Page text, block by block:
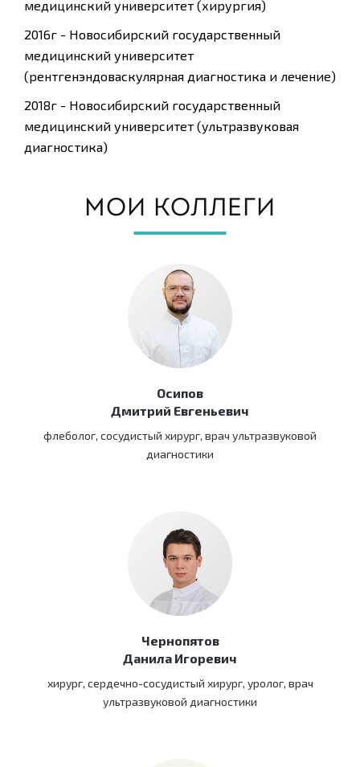
медицинский университет (хирургия)
2016г - Новосибирский государственный
медицинский университет
(рентгенэндоваскулярная диагностика и лечение)
2018г - Новосибирский государственный
медицинский университет (ультразвуковая
диагностика)
МОИ КОЛЛЕГИ
Осипов
Дмитрий Евгеньевич
флеболог, сосудистый хирург, врач ультразвуковой
диагностики
Чернопятов
Данила Игоревич
хирург, сердечно-сосудистый хирург, уролог, врач
ультразвуковой диагностики